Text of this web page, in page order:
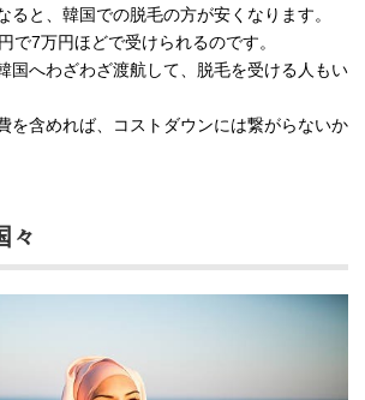
ると、韓国での脱毛の方が安くなります。
で7万円ほどで受けられるのです。
国へわざわざ渡航して、脱毛を受ける人もい
を含めれば、コストダウンには繋がらないか
々